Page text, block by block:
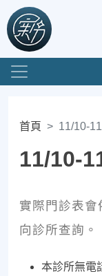
首頁 11/10-
11/10-
實際門診表會
向診所查詢。
本診所無電